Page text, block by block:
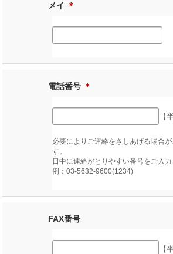
メイ ＊
電話番号 ＊
【
必要によりご連絡をさしあげる場合が
す。
日中に連絡がとりやすい番号をご入力
例：03-5632-9600(1234)
FAX番号
【